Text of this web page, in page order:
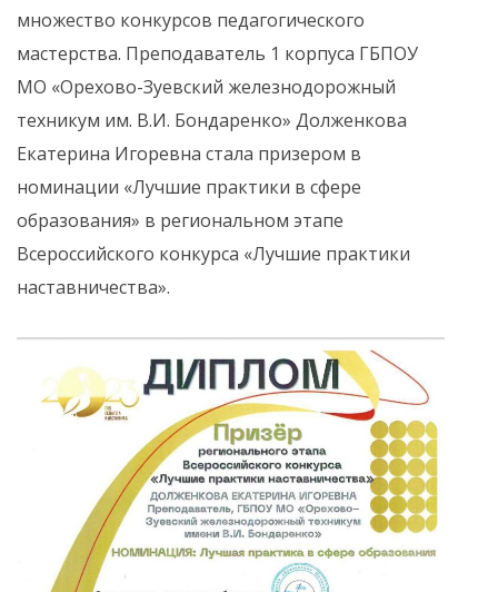
множество конкурсов педагогического
мастерства. Преподаватель 1 корпуса ГБПОУ
МО «Орехово-Зуевский железнодорожный
техникум им. В.И. Бондаренко» Долженкова
Екатерина Игоревна стала призером в
номинации «Лучшие практики в сфере
образования» в региональном этапе
Всероссийского конкурса «Лучшие практики
наставничества».